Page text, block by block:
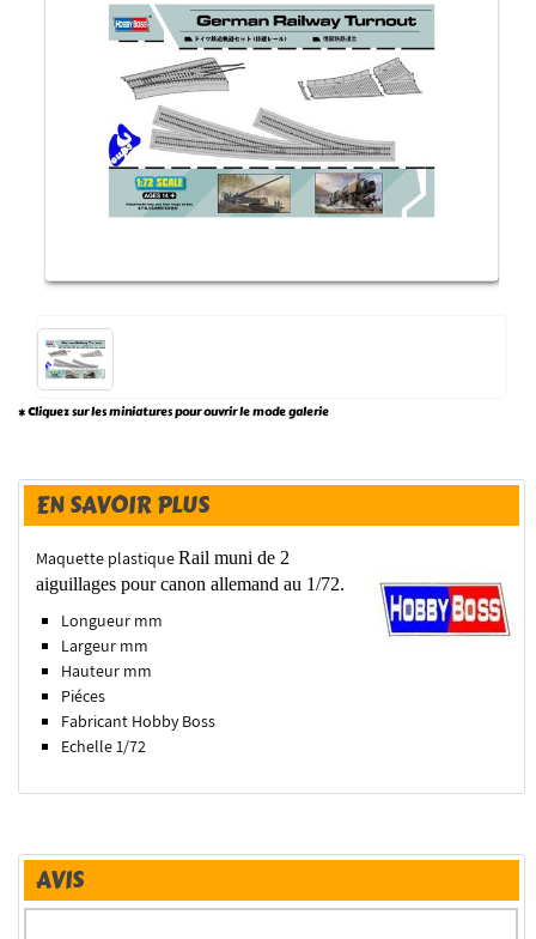
* Cliquez sur les miniatures pour ouvrir le mode galerie
EN SAVOIR PLUS
Maquette plastiqueRail muni de 2
aiguillages pour canon allemand au 1/72.
Longueur mm
Largeur mm
Hauteur mm
Piéces
Fabricant Hobby Boss
Echelle 1/72
AVIS